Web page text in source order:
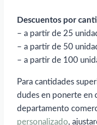
Descuentos por
– a partir de 25
– a partir de 50
– a partir de 100
Para cantidades
dudes en ponerte en
departamento
personalizado,